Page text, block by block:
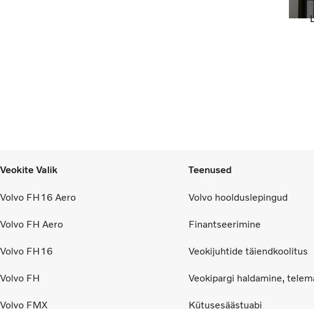
Veokite Valik
Volvo FH16 Aero
Volvo FH Aero
Volvo FH16
Volvo FH
Volvo FMX
Teenused
Volvo hoolduslepingud
Finantseerimine
Veokijuhtide täiendkoolitus
Veokipargi haldamine,
Kütusesäästuabi